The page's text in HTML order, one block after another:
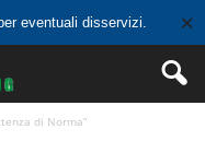
eventuali disservizi. ✕
di Norma”